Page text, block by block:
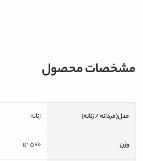
مشخصات محصول
مدل(مردانه / زنانه) زنانه
وزن 570 gr